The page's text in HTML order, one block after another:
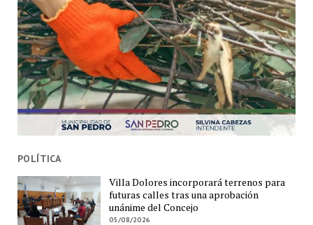
POLÍTICA
Villa Dolores incorporará terrenos para
futuras calles tras una aprobación
unánime del Concejo
05/08/2026